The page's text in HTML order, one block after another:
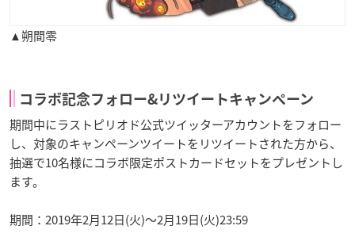
▲朔間零
コラボ記念フォロー&リツイートキャンペーン
期間中にラストピリオド公式ツイッターアカウントをフォロー
し、対象のキャンペーンツイートをリツイートされた方から、
抽選で10名様にコラボ限定ポストカードセットをプレゼントし
ます。
期間：2019年2月12日(火)〜2月19日(火)23:59